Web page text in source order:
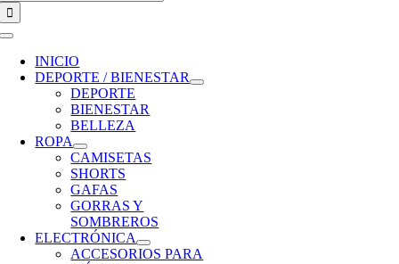
Toggle
Navigation
INICIO
DEPORTE / BIENESTAR
DEPORTE
BIENESTAR
BELLEZA
ROPA
CAMISETAS
SHORTS
GAFAS
GORRAS Y
SOMBREROS
ELECTRÓNICA
ACCESORIOS PARA